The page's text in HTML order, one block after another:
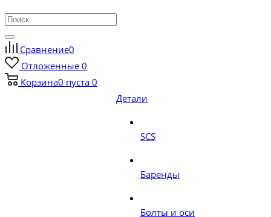
Сравнение0
Отложенные 0
Корзина0 пуста 0
Детали
SCS
Баренды
Болты и оси